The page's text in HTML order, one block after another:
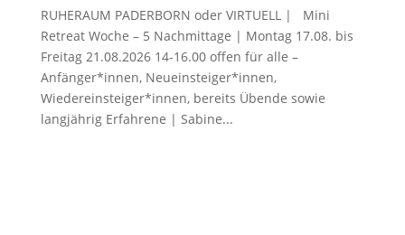
RUHERAUM PADERBORN oder VIRTUELL | Mini
Retreat Woche – 5 Nachmittage | Montag 17.08. bis
Freitag 21.08.2026 14-16.00 offen für alle –
Anfänger*innen, Neueinsteiger*innen,
Wiedereinsteiger*innen, bereits Übende sowie
langjährig Erfahrene | Sabine...